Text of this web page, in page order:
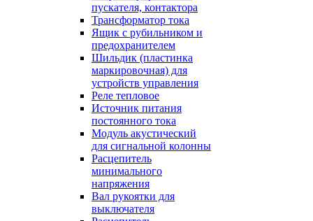
пускателя, контактора
Трансформатор тока
Ящик с рубильником и
предохранителем
Шильдик (пластинка
маркировочная) для
устройств управления
Реле тепловое
Источник питания
постоянного тока
Модуль акустический
для сигнальной колонны
Расцепитель
минимального
напряжения
Вал рукоятки для
выключателя